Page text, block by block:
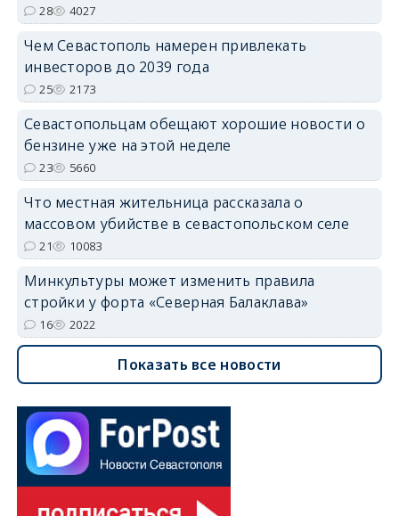
28 4027
Чем Севастополь намерен привлекать
инвесторов до 2039 года
25 2173
Севастопольцам обещают хорошие новости о
бензине уже на этой неделе
23 5660
Что местная жительница рассказала о
массовом убийстве в севастопольском селе
21 10083
Минкультуры может изменить правила
стройки у форта «Северная Балаклава»
16 2022
Показать все новости